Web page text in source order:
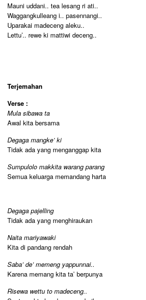
Mauni uddani.. tea lesang ri ati..
Waggangkulleang i.. pasennangi..
Uparakai madeceng aleku..
Lettu’.. rewe ki mattiwi deceng..
Terjemahan
Verse :
Mula sibawa ta
Awal kita bersama
Degaga mangke’ ki
Tidak ada yang menganggap kita
Sumpulolo makkita warang parang
Semua keluarga memandang harta
Degaga pajelling
Tidak ada yang menghiraukan
Naita mariyawaki
Kita di pandang rendah
Saba’ de’ memeng yappunnai..
Karena memang kita ta’ berpunya
Risewa wettu to madeceng..